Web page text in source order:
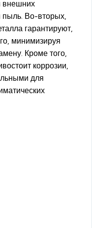
внешних
пыль. Во-вторых,
гарантируют,
минимизируя
Кроме того,
коррозии,
для